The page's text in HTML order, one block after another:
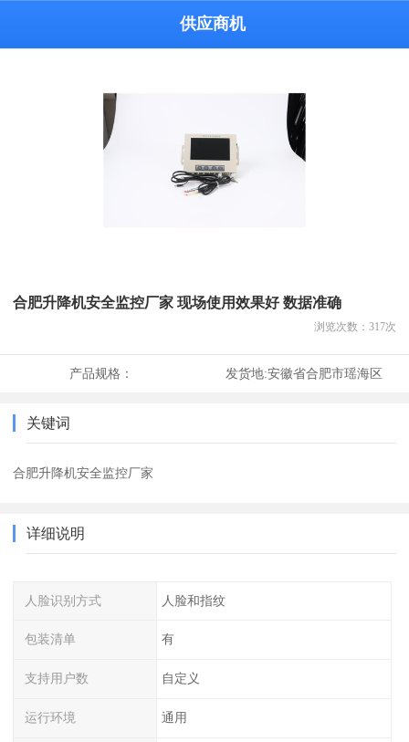
供应商机
合肥升降机安全监控厂家 现场使用效果好 数据准确
浏览次数： 317次
产品规格： 发货地:安徽省合肥市瑶海区
关键词
合肥升降机安全监控厂家
详细说明
人脸识别方式 人脸和指纹
包装清单 有
支持用户数 自定义
运行环境 通用